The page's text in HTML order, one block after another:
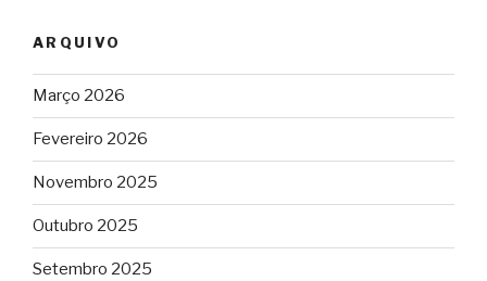
ARQUIVO
Março 2026
Fevereiro 2026
Novembro 2025
Outubro 2025
Setembro 2025